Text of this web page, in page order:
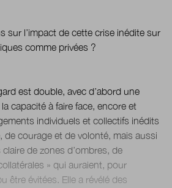
sur l’impact de cette crise inédite sur
comme privées ?
est double, avec d’abord une
capacité à faire face, encore et
individuels et collectifs inédits
de courage et de volonté, mais aussi
de zones d’ombres, de
» qui auraient, pour
être évitées. Elle a révélé des